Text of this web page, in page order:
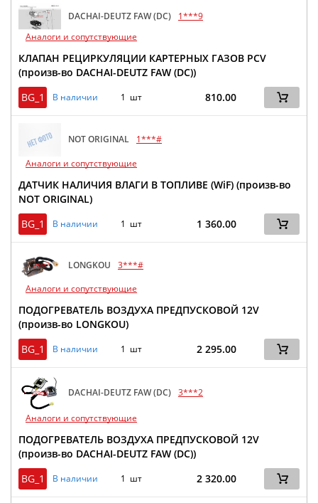
DACHAI-DEUTZ FAW (DC)
1***9
Аналоги и сопутствующие
КЛАПАН РЕЦИРКУЛЯЦИИ КАРТЕРНЫХ ГАЗОВ PCV
(произв-во DACHAI-DEUTZ FAW (DC))
BG_1
В наличии 1 шт 810.00
NOT ORIGINAL
1***#
Аналоги и сопутствующие
ДАТЧИК НАЛИЧИЯ ВЛАГИ В ТОПЛИВЕ (WiF) (произв-во
NOT ORIGINAL)
BG_1
В наличии 1 шт 1 360.00
LONGKOU
3***#
Аналоги и сопутствующие
ПОДОГРЕВАТЕЛЬ ВОЗДУХА ПРЕДПУСКОВОЙ 12V
(произв-во LONGKOU)
BG_1
В наличии 1 шт 2 295.00
DACHAI-DEUTZ FAW (DC) 3***2
Аналоги и сопутствующие
ПОДОГРЕВАТЕЛЬ ВОЗДУХА ПРЕДПУСКОВОЙ 12V
(произв-во DACHAI-DEUTZ FAW (DC))
BG_1
В наличии 1 шт 2 320.00